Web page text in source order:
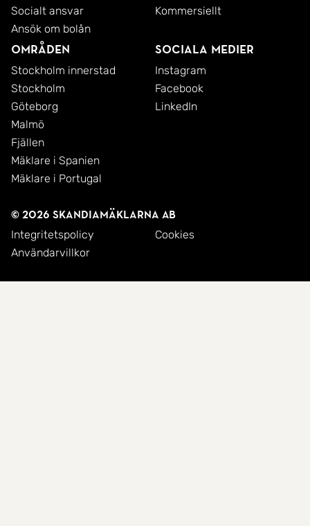
Socialt ansvar
Ansök om bolån
Kommersiellt
Områden
Stockholm innerstad
Stockholm
Göteborg
Malmö
Fjällen
Mäklare i Spanien
Mäklare i Portugal
Sociala medier
Instagram
Facebook
LinkedIn
© 2026 SkandiaMäklarna AB
Integritetspolicy
Cookies
Användarvillkor